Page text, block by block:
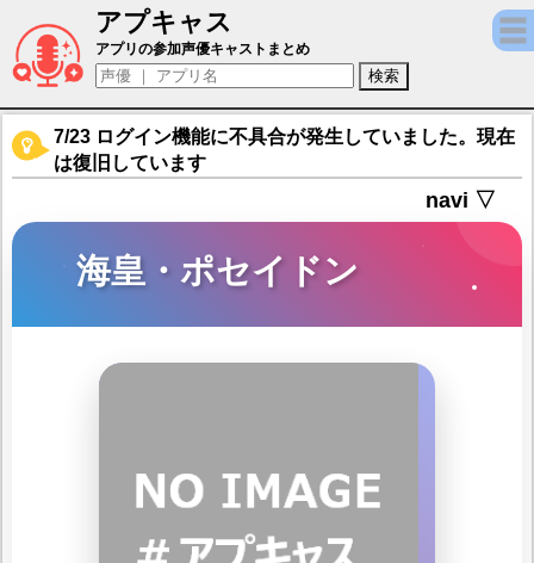
アプキャス
海皇・ポセイドン（声優：小野大輔)【聖闘
アプリの参加声優キャストまとめ
7/23 ログイン機能に不具合が発生していました。現在
は復旧しています
navi ▽
海皇・ポセイドン